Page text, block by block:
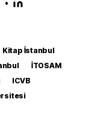
•
Kitap İstanbul
İTOSAM
ICVB